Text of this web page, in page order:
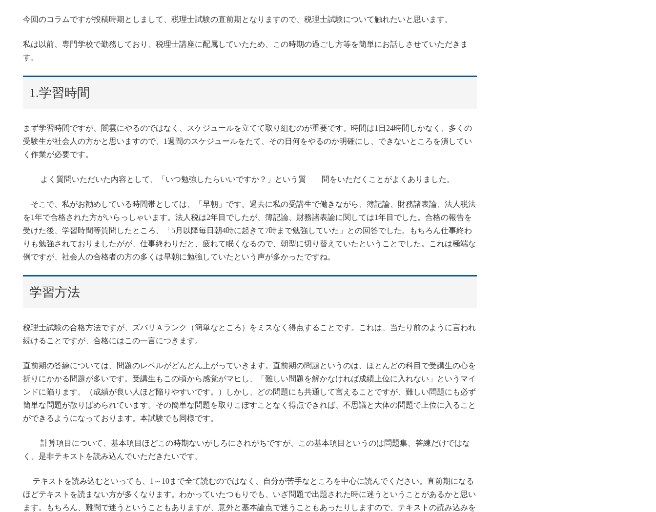
今回のコラムですが投稿時期としまして、税理士試験の直前期となりますので、税理士試験について触れたいと思います。
私は以前、専門学校で勤務しており、税理士講座に配属していたため、この時期の過ごし方等を簡単にお話しさせていただきま
す。
1.学習時間
まず学習時間ですが、闇雲にやるのではなく、スケジュールを立てて取り組むのが重要です。時間は1日24時間しかなく、多くの
受験生が社会人の方かと思いますので、1週間のスケジュールをたて、その日何をやるのか明確にし、できないところを潰してい
く作業が必要です。
よく質問いただいた内容として、「いつ勉強したらいいですか？」という質 問をいただくことがよくありました。
そこで、私がお勧めしている時間帯としては、「早朝」です。過去に私の受講生で働きながら、簿記論、財務諸表論、法人税法
を1年で合格された方がいらっしゃいます。法人税は2年目でしたが、簿記論、財務諸表論に関しては1年目でした。合格の報告を
受けた後、学習時間等質問したところ、「5月以降毎日朝4時に起きて7時まで勉強していた」との回答でした。もちろん仕事終わ
りも勉強されておりましたがが、仕事終わりだと、疲れて眠くなるので、朝型に切り替えていたということでした。これは極端な
例ですが、社会人の合格者の方の多くは早朝に勉強していたという声が多かったですね。
学習方法
税理士試験の合格方法ですが、ズバリＡランク（簡単なところ）をミスなく得点することです。これは、当たり前のように言われ
続けることですが、合格にはこの一言につきます。
直前期の答練については、問題のレベルがどんどん上がっていきます。直前期の問題というのは、ほとんどの科目で受講生の心を
折りにかかる問題が多いです。受講生もこの頃から感覚がマヒし、「難しい問題を解かなければ成績上位に入れない」というマイ
ンドに陥ります。（成績が良い人ほど陥りやすいです。）しかし、どの問題にも共通して言えることですが、難しい問題にも必ず
簡単な問題が散りばめられています。その簡単な問題を取りこぼすことなく得点できれば、不思議と大体の問題で上位に入ること
ができるようになっております。本試験でも同様です。
計算項目について、基本項目ほどこの時期ないがしろにされがちですが、この基本項目というのは問題集、答練だけではな
く、是非テキストを読み込んでいただきたいです。
テキストを読み込むといっても、1～10まで全て読むのではなく、自分が苦手なところを中心に読んでください。直前期になる
ほどテキストを読まない方が多くなります。わかっていたつもりでも、いざ問題で出題された時に迷うということがあるかと思い
ます。もちろん、難問で迷うということもありますが、意外と基本論点で迷うこともあったりしますので、テキストの読み込みを